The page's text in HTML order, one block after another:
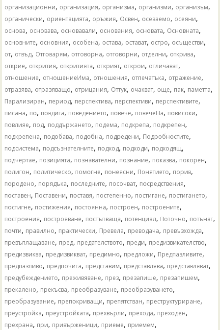
организационни, организация, организма, организми, организъм,
органически, ориентацията, оръжия, Освен, осезаемо, осеяни,
основа, основава, основавали, основания, основата, Основната,
основните, основния, особена, остава, остават, остро, осъществи,
от, отвъд, Отговарям, отговорна, отговорни, отделни, открива,
открие, открития, откритията, открият, открои, отличават,
отношение, отношениеИма, отношения, отпечатъка, отражение,
отразява, отразяващо, отрицания, Оттук, очакват, още, пак, паметта,
Парализиран, период, перспектива, перспективи, перспективите,
писана, по, повдига, поведението, повече, повечеНа, повисоки,
повлияе, под, поддържането, подема, подкрепа, подкрепен,
подкрепена, подобава, подобна, подредени, Подробностите,
подсистема, подсъзнателните, подход, подходи, подходящ,
подчертае, позицията, познавателни, познание, показва, покорен,
полигон, политическо, помогне, понеясни, Понятието, порив,
породено, порядъка, последните, посочват, посредствения,
поставен, Поставени, поставя, постепенно, постигане, постигането,
постигне, постижения, постоянна, построен, построените,
построения, построяване, постъпваща, потенциал, Поточно, потънат,
почти, правилно, практически, Превела, преводача, превъзхожда,
превъплащаване, пред, предателството, преди, предизвикателство,
предизвиква, предизвикват, предимно, предложи, Предпазливите,
предпазливо, предпочита, представим, представлява, представляват,
предубеждението, преживяване, през, презапише, презапишем,
прекалено, прекъсва, преобразуване, преобразуването,
преобразувание, препокриващи, препятстван, преструктуриране,
преустройка, преустройката, прехвърли, прехода, преходен,
прехрана, при, привърженици, приеме, приемем,